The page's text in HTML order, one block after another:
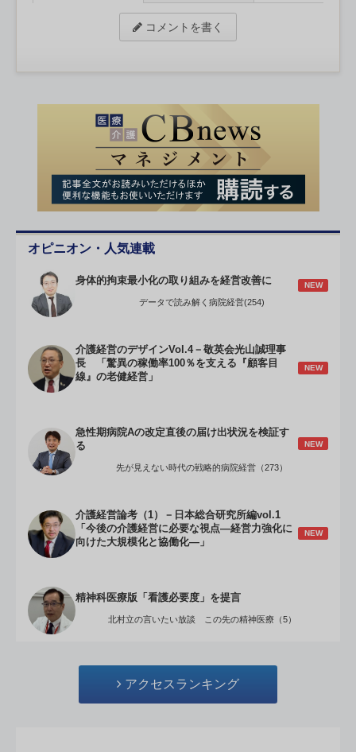
コメントを書く
オピニオン・人気連載
身体的拘束最小化の取り組みを経営改善に NEW
データで読み解く病院経営(254)
介護経営のデザインVol.4－敬英会光山誠理事
長 「驚異の稼働率100％を支える『顧客目
線』の老健経営」
NEW
急性期病院Aの改定直後の届け出状況を検証す
る
NEW
先が見えない時代の戦略的病院経営（273）
介護経営論考（1）－日本総合研究所編vol.1
「今後の介護経営に必要な視点―経営力強化に
向けた大規模化と協働化―」
NEW
精神科医療版「看護必要度」を提言
北村立の言いたい放談 この先の精神医療（5）
アクセスランキング